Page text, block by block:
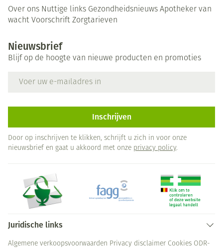
Over ons Nuttige links Gezondheidsnieuws Apotheker van
wacht Voorschrift Zorgtarieven
Nieuwsbrief
Blijf op de hoogte van nieuwe producten en promoties
Inschrijven
Door op inschrijven te klikken, schrijft u zich in voor onze
nieuwsbrief en gaat u akkoord met onze privacy policy.
Juridische links
Algemene verkoopsvoorwaarden Privacy disclaimer Cookies ODR-